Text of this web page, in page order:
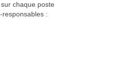
chaque poste
: